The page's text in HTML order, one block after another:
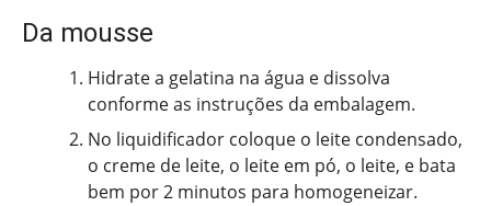
Da mousse
Hidrate a gelatina na água e dissolva
conforme as instruções da embalagem.
No liquidificador coloque o leite condensado,
o creme de leite, o leite em pó, o leite, e bata
bem por 2 minutos para homogeneizar.